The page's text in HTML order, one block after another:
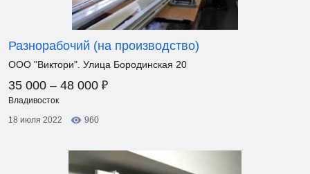
Разнорабочий (на производство)
ООО "Виктори". Улица Бородинская 20
35 000 – 48 000 ₽
Владивосток
18 июля 2022
960